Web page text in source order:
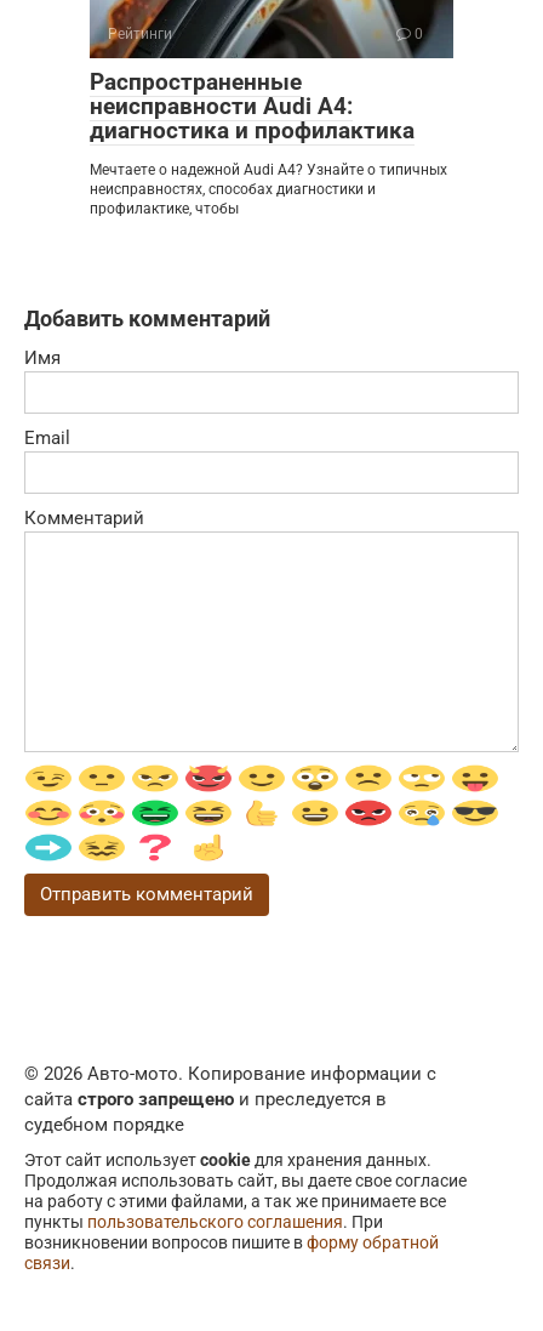
Рейтинги 0
Распространенные
неисправности Audi A4:
диагностика и профилактика
Мечтаете о надежной Audi A4? Узнайте о типичных
неисправностях, способах диагностики и
профилактике, чтобы
Добавить комментарий
Имя
Email
Комментарий
© 2026 Авто-мото. Копирование информации с
сайта строго запрещено и преследуется в
судебном порядке
Этот сайт используетcookie для хранения данных.
Продолжая использовать сайт, вы даете свое согласие
на работу с этими файлами, а так же принимаете все
пункты пользовательского соглашения. При
возникновении вопросов пишите вформу обратной
связи.